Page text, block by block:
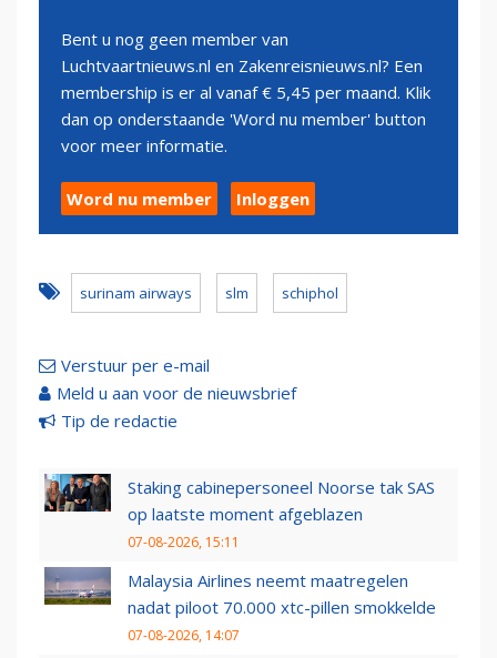
Bent u nog geen member van
Luchtvaartnieuws.nl en Zakenreisnieuws.nl? Een
membership is er al vanaf € 5,45 per maand. Klik
dan op onderstaande 'Word nu member' button
voor meer informatie.
Word nu member Inloggen
surinam airways slm schiphol
Verstuur per e-mail
Meld u aan voor de nieuwsbrief
Tip de redactie
Staking cabinepersoneel Noorse tak SAS
op laatste moment afgeblazen
07-08-2026, 15:11
Malaysia Airlines neemt maatregelen
nadat piloot 70.000 xtc-pillen smokkelde
07-08-2026, 14:07